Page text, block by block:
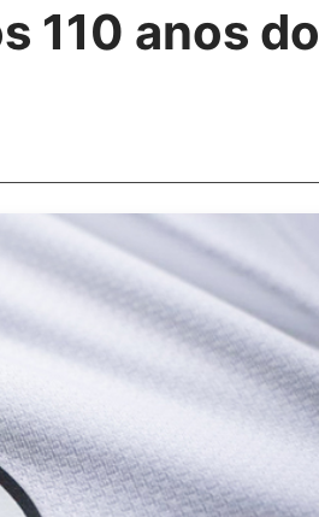
110 anos do